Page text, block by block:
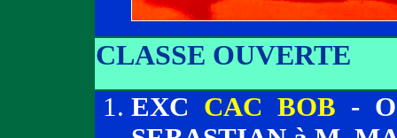
CLASSE OUVERTE
EXC CAC BOB -